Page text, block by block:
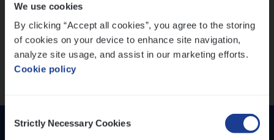
We use cookies
By clicking “Accept all cookies”, you agree to the storing
of cookies on your device to enhance site navigation,
analyze site usage, and assist in our marketing efforts.
Cookie policy
Selection
Strictly Necessary Cookies
IT, Change & Innovation
People Management
Sales Management
Loca­tie
Provincie Limburg
versterken
Mathias houdt van diepgaande dossiers én droge
humor
Thalia zoekt graag oplossingen, in games én op het
werk